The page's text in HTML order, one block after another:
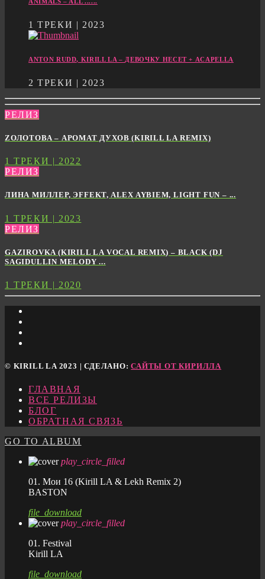
1 ТРЕКИ | 2023
ANTON RUDD, KIRILL LA – ДЕВОЧКУ НЕСЕТ + ACAPELLA
2 ТРЕКИ | 2023
РЕЛИЗ
ZОЛОТОВА – АРОМАТ ДУХОВ (KIRILL LA REMIX)
1 ТРЕКИ | 2022
РЕЛИЗ
ЛИНА МИЛЛЕР, ЭFFEKT, ALEX AYBIEM, LIGHT FUN – ...
1 ТРЕКИ | 2023
РЕЛИЗ
GAZIROVKA (KIRILL LA VOCAL REMIX) – BLACK (DJ
SAGIDULLIN MELODY ...
1 ТРЕКИ | 2020
© KIRILL LA 2023 | СДЕЛАНО:САЙТЫ ОТ КИРИЛЛА
ГЛАВНАЯ
ВСЕ РЕЛИЗЫ
БЛОГ
ОБРАТНАЯ СВЯЗЬ
GO TO ALBUM
play_circle_filled
01. Мои 16 (Kirill LA & Lekh Remix 2)
BASTON
file_download
play_circle_filled
01. Festival
Kirill LA
file_download